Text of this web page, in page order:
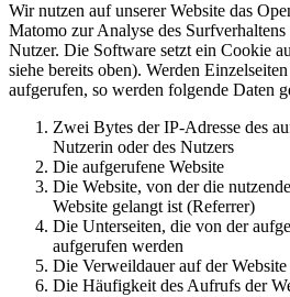
Wir nutzen auf unserer Website das
Matomo zur Analyse des
Nutzer. Die Software setzt ein Cookie
siehe bereits oben). Werden
aufgerufen, so werden folgende Daten
Zwei Bytes der IP-Adresse des
Nutzerin oder des Nutzers
Die aufgerufene Website
Die Website, von der die
Website gelangt ist (Referrer)
Die Unterseiten, die von der
aufgerufen werden
Die Verweildauer auf der Website
Die Häufigkeit des Aufrufs der